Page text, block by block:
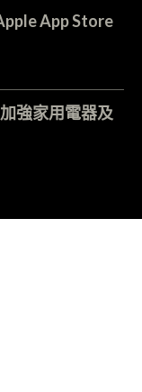
App Store
強家用電器及